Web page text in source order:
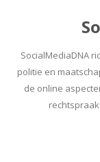
SocialMediaDNA
politie en
de online